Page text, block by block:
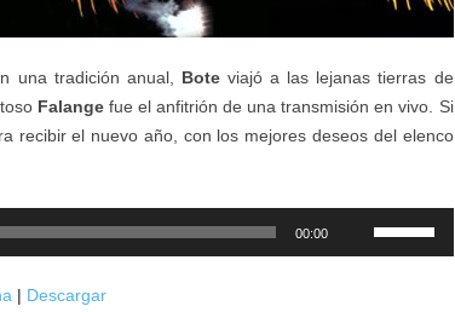
una tradición anual, Bote viajó a las lejanas tierras de
Falange fue el anfitrión de una transmisión en vivo. Si
recibir el nuevo año, con los mejores deseos del elenco
00:00
| Descargar